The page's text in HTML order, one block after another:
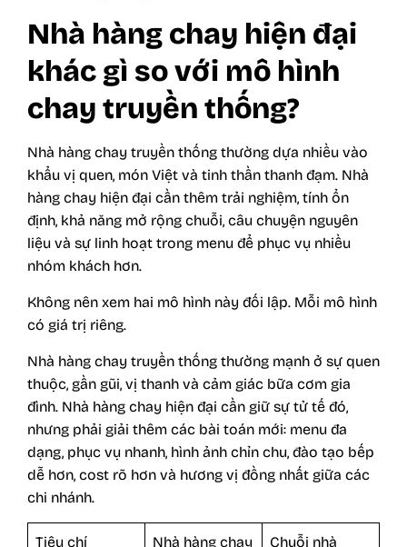
Nhà hàng chay hiện đại
khác gì so với mô hình
chay truyền thống?
Nhà hàng chay truyền thống thường dựa nhiều vào
khẩu vị quen, món Việt và tinh thần thanh đạm. Nhà
hàng chay hiện đại cần thêm trải nghiệm, tính ổn
định, khả năng mở rộng chuỗi, câu chuyện nguyên
liệu và sự linh hoạt trong menu để phục vụ nhiều
nhóm khách hơn.
Không nên xem hai mô hình này đối lập. Mỗi mô hình
có giá trị riêng.
Nhà hàng chay truyền thống thường mạnh ở sự quen
thuộc, gần gũi, vị thanh và cảm giác bữa cơm gia
đình. Nhà hàng chay hiện đại cần giữ sự tử tế đó,
nhưng phải giải thêm các bài toán mới: menu đa
dạng, phục vụ nhanh, hình ảnh chỉn chu, đào tạo bếp
dễ hơn, cost rõ hơn và hương vị đồng nhất giữa các
chi nhánh.
Tiêu chí
Nhà hàng chay
Chuỗi nhà